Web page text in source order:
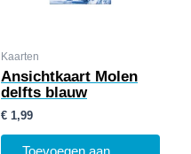
Kaarten
Ansichtkaart Molen
delfts blauw
€ 1,99